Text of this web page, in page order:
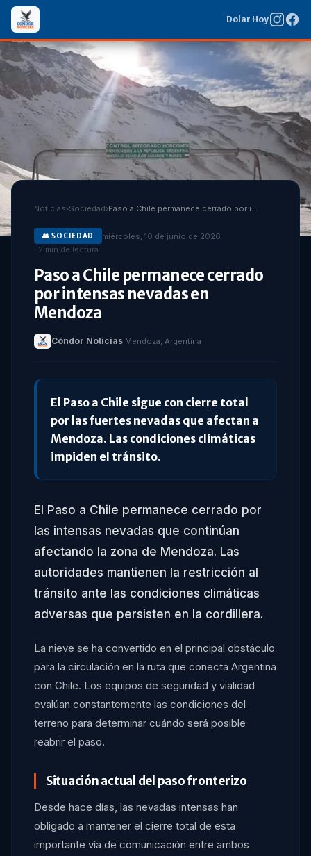
Dolar Hoy
Noticias›Sociedad› Paso a Chile permanece cerrado por intensas nevadas en Mendoza
👥 SOCIEDAD
miércoles, 10 de junio de 2026
· 2 min de lectura
Paso a Chile permanece cerrado
por intensas nevadas en
Mendoza
Cóndor Noticias·Mendoza, Argentina
El Paso a Chile sigue con cierre total
por las fuertes nevadas que afectan a
Mendoza. Las condiciones climáticas
impiden el tránsito.
El Paso a Chile permanece cerrado por
las intensas nevadas que continúan
afectando la zona de Mendoza. Las
autoridades mantienen la restricción al
tránsito ante las condiciones climáticas
adversas que persisten en la cordillera.
La nieve se ha convertido en el principal obstáculo
para la circulación en la ruta que conecta Argentina
con Chile. Los equipos de seguridad y vialidad
evalúan constantemente las condiciones del
terreno para determinar cuándo será posible
reabrir el paso.
Situación actual del paso fronterizo
Desde hace días, las nevadas intensas han
obligado a mantener el cierre total de esta
importante vía de comunicación entre ambos